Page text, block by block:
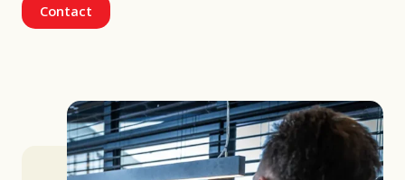
Contact